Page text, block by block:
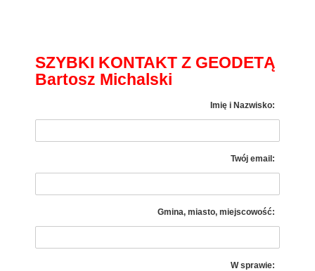
SZYBKI KONTAKT Z GEODETĄ
Bartosz Michalski
Imię i Nazwisko:
Twój email:
Gmina, miasto, miejscowość:
W sprawie: